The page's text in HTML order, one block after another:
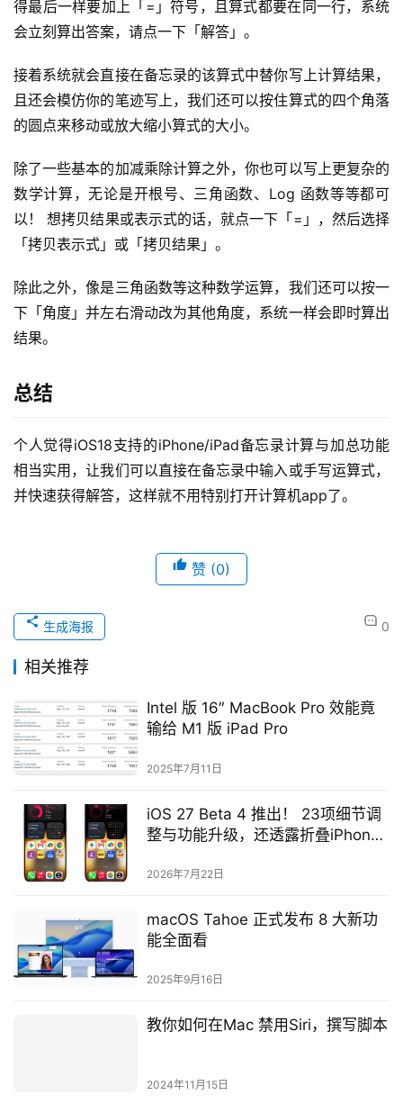
得最后一样要加上「=」符号，且算式都要在同一行，系统
会立刻算出答案，请点一下「解答」。
接着系统就会直接在备忘录的该算式中替你写上计算结果，
且还会模仿你的笔迹写上，我们还可以按住算式的四个角落
的圆点来移动或放大缩小算式的大小。
除了一些基本的加减乘除计算之外，你也可以写上更复杂的
数学计算，无论是开根号、三角函数、Log 函数等等都可
以！ 想拷贝结果或表示式的话，就点一下「=」，然后选择
「拷贝表示式」或「拷贝结果」。
除此之外，像是三角函数等这种数学运算，我们还可以按一
下「角度」并左右滑动改为其他角度，系统一样会即时算出
结果。
总结
个人觉得iOS18支持的iPhone/iPad备忘录计算与加总功能
相当实用，让我们可以直接在备忘录中输入或手写运算式，
并快速获得解答，这样就不用特别打开计算机app了。
赞 (0)
0
生成海报
相关推荐
Intel 版 16″ MacBook Pro 效能竟
输给 M1 版 iPad Pro
2025年7月11日
iOS 27 Beta 4 推出！ 23项细节调
整与功能升级，还透露折叠iPhone
2026年7月22日
macOS Tahoe 正式发布 8 大新功
能全面看
2025年9月16日
教你如何在Mac 禁用Siri，撰写脚本
2024年11月15日